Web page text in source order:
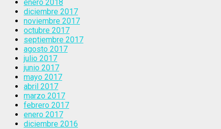
enero 2018
diciembre 2017
noviembre 2017
octubre 2017
septiembre 2017
agosto 2017
julio 2017
junio 2017
mayo 2017
abril 2017
marzo 2017
febrero 2017
enero 2017
diciembre 2016